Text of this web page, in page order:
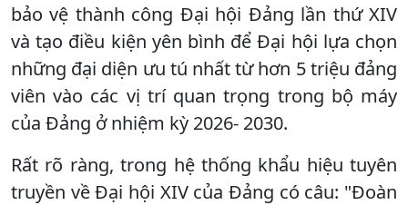
bảo vệ thành công Đại hội Đảng lần thứ XIV
và tạo điều kiện yên bình để Đại hội lựa chọn
những đại diện ưu tú nhất từ hơn 5 triệu đảng
viên vào các vị trí quan trọng trong bộ máy
của Đảng ở nhiệm kỳ 2026- 2030.
Rất rõ ràng, trong hệ thống khẩu hiệu tuyên
truyền về Đại hội XIV của Đảng có câu: "Đoàn